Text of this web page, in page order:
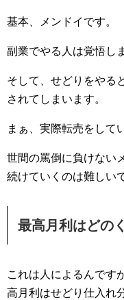
基本、メンドイです。
副業でやる人は覚悟し
そして、せどりをやる
されてしまいます。
まぁ、実際転売をして
世間の罵倒に負けない
続けていくのは難しい
最高月利はどの
これは人によるんです
高月利はせどり仕入れ